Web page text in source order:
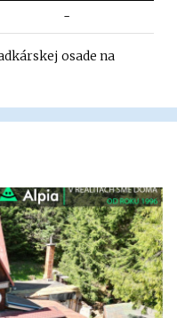
-
osade na